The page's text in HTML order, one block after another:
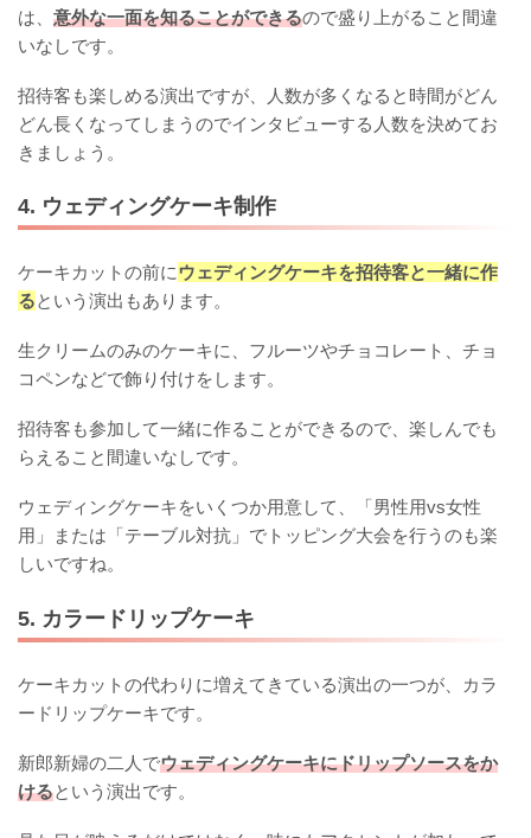
は、 意外な一面を知ることができるので盛り上がること間違
いなしです。
招待客も楽しめる演出ですが、人数が多くなると時間がどん
どん長くなってしまうのでインタビューする人数を決めてお
きましょう。
4. ウェディングケーキ制作
ケーキカットの前にウェディングケーキを招待客と一緒に作
るという演出もあります。
生クリームのみのケーキに、フルーツやチョコレート、チョ
コペンなどで飾り付けをします。
招待客も参加して一緒に作ることができるので、楽しんでも
らえること間違いなしです。
ウェディングケーキをいくつか用意して、「男性用vs女性
用」または「テーブル対抗」でトッピング大会を行うのも楽
しいですね。
5. カラードリップケーキ
ケーキカットの代わりに増えてきている演出の一つが、カラ
ードリップケーキです。
新郎新婦の二人でウェディングケーキにドリップソースをか
けるという演出です。